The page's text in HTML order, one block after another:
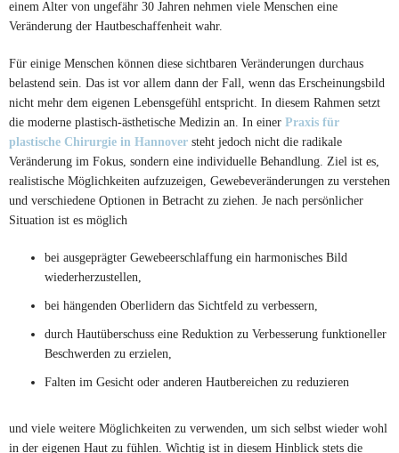
einem Alter von ungefähr 30 Jahren nehmen viele Menschen eine
Veränderung der Hautbeschaffenheit wahr.
Für einige Menschen können diese sichtbaren Veränderungen durchaus
belastend sein. Das ist vor allem dann der Fall, wenn das Erscheinungsbild
nicht mehr dem eigenen Lebensgefühl entspricht. In diesem Rahmen setzt
die moderne plastisch-ästhetische Medizin an. In einer Praxis für
plastische Chirurgie in Hannover steht jedoch nicht die radikale
Veränderung im Fokus, sondern eine individuelle Behandlung. Ziel ist es,
realistische Möglichkeiten aufzuzeigen, Gewebeveränderungen zu verstehen
und verschiedene Optionen in Betracht zu ziehen. Je nach persönlicher
Situation ist es möglich
bei ausgeprägter Gewebeerschlaffung ein harmonisches Bild
wiederherzustellen,
bei hängenden Oberlidern das Sichtfeld zu verbessern,
durch Hautüberschuss eine Reduktion zu Verbesserung funktioneller
Beschwerden zu erzielen,
Falten im Gesicht oder anderen Hautbereichen zu reduzieren
und viele weitere Möglichkeiten zu verwenden, um sich selbst wieder wohl
in der eigenen Haut zu fühlen. Wichtig ist in diesem Hinblick stets die